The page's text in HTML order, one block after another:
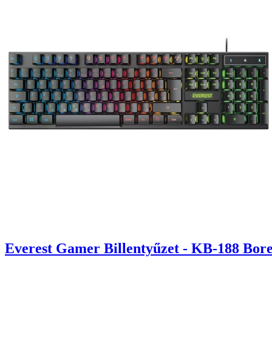
Everest Gamer Billentyűzet - KB-188